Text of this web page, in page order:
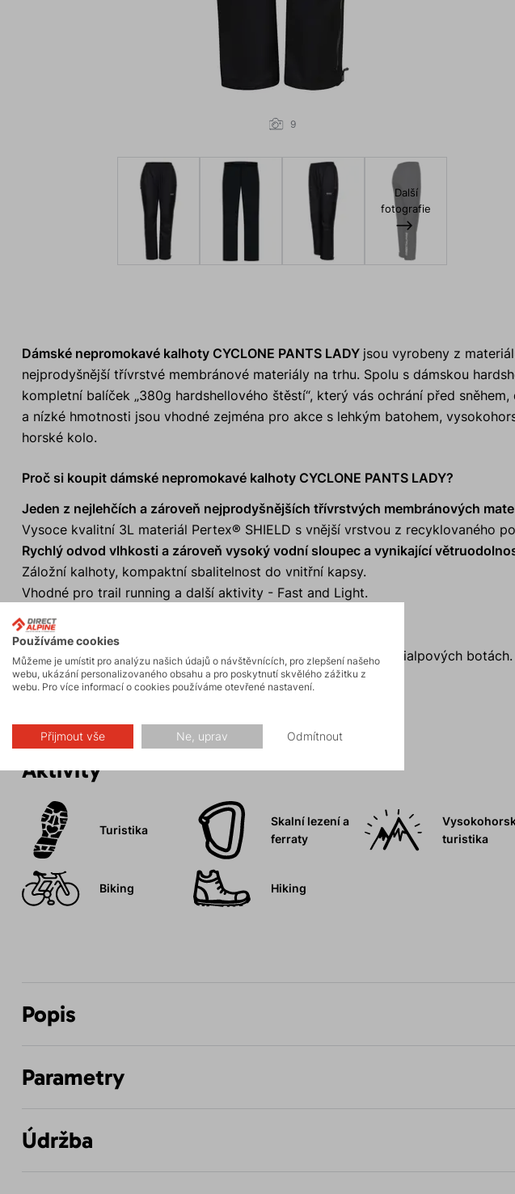
9
Další
fotografie
Dámské nepromokavé kalhoty CYCLONE PANTS LADY jsou vyrobeny z
nejprodyšnější třívrstvé membránové materiály na trhu. Spolu s dámskou
kompletní balíček „380g hardshellového štěstí“, který vás ochrání před
a nízké hmotnosti jsou vhodné zejména pro akce s lehkým batohem,
horské kolo.
Proč si koupit dámské nepromokavé kalhoty CYCLONE PANTS LADY?
Jeden z nejlehčích a zároveň nejprodyšnějších třívrstvých membránových
Vysoce kvalitní 3L materiál Pertex® SHIELD s vnější vrstvou z recyklovaného
Rychlý odvod vlhkosti a zároveň vysoký vodní sloupec a vynikající
Záložní kalhoty, kompaktní sbalitelnost do vnitřní kapsy.
Vhodné pro trail running a další aktivity - Fast and Light.
Pružný pas s pohodlným stahováním.
Rozepínací nohavice až po stehna pro snadné oblékání i ve skialpových botách.
100% podlepené švy.
Aktivity
Turistika
Skalní lezení a
ferraty
turistika
Biking Hiking
Popis
Parametry
Údržba
Používáme cookies
Můžeme je umístit pro analýzu našich údajů o návštěvnících, pro zlepšení našeho
webu, ukázání personalizovaného obsahu a pro poskytnutí skvělého zážitku z
webu. Pro více informací o cookies používáme otevřené nastavení.
Přijmout vše Ne, uprav Odmítnout